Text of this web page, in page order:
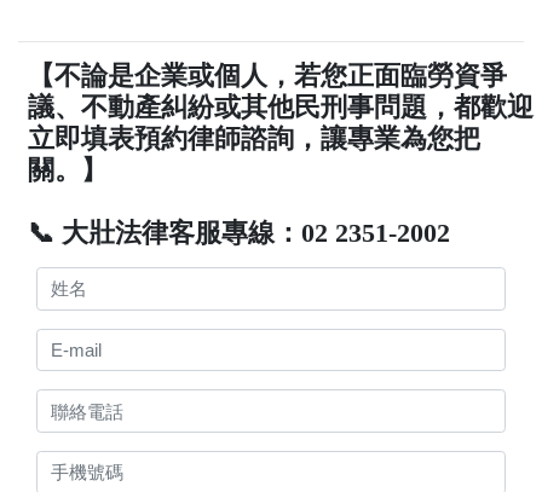
【不論是企業或個人，若您正面臨勞資爭
議、不動產糾紛或其他民刑事問題，都歡迎
立即填表預約律師諮詢，讓專業為您把
關。】
📞 大壯法律客服專線：02 2351-2002